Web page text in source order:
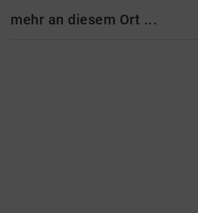
mehr an diesem Ort ...